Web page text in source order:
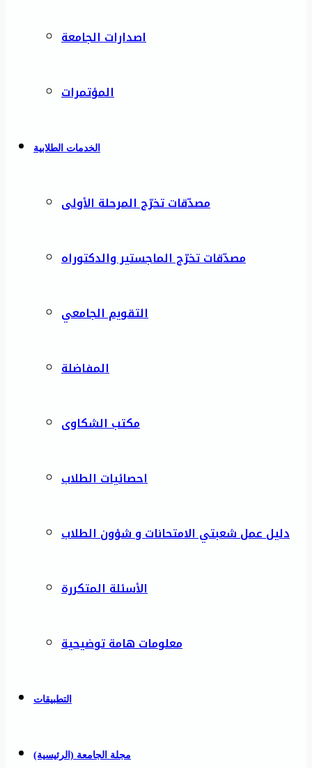
اصدارات الجامعة
المؤتمرات
الخدمات الطلابية
مصدّقات تخرّج المرحلة الأولى
مصدّقات تخرّج الماجستير والدكتوراه
التقويم الجامعي
المفاضلة
مكتب الشكاوى
احصائيات الطلاب
دليل عمل شعبتي الامتحانات و شؤون الطلاب
الأسئلة المتكررة
معلومات هامة توضيحية
التطبيقات
مجلة الجامعة (الرئيسية)